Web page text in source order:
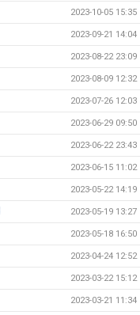
2023-10-05 15:35
2023-09-21 14:04
2023-08-22 23:09
2023-08-09 12:32
2023-07-26 12:03
2023-06-29 09:50
2023-06-22 23:43
2023-06-15 11:02
2023-05-22 14:19
2023-05-19 13:27
2023-05-18 16:50
2023-04-24 12:52
2023-03-22 15:12
2023-03-21 11:34